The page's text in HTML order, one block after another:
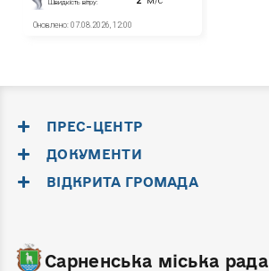
ПРЕС-ЦЕНТР
ДОКУМЕНТИ
ВІДКРИТА ГРОМАДА
Сарненська міська рада